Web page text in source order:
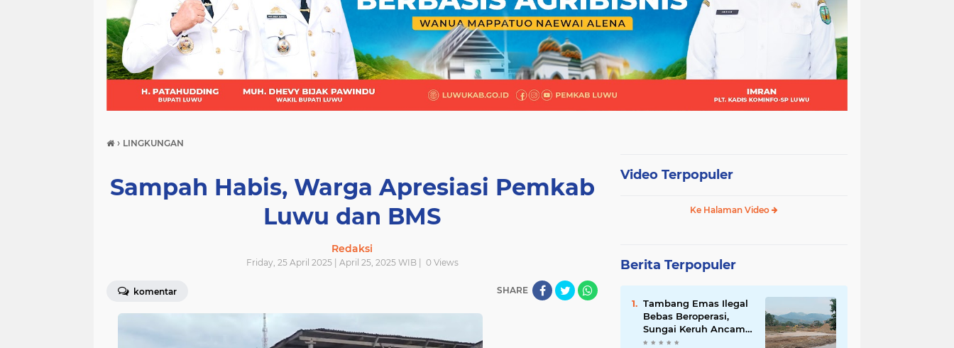
(21) (9) (7)
› LINGKUNGAN
Sampah Habis, Warga Apresiasi Pemkab
Luwu dan BMS
Redaksi
Friday, 25 April 2025 | April 25, 2025 WIB | 0Views
komentar SHARE
Video Terpopuler
Ke Halaman Video
Berita Terpopuler
Tambang Emas Ilegal
Bebas Beroperasi,
Sungai Keruh Ancam
Sawah dan Air Bersih